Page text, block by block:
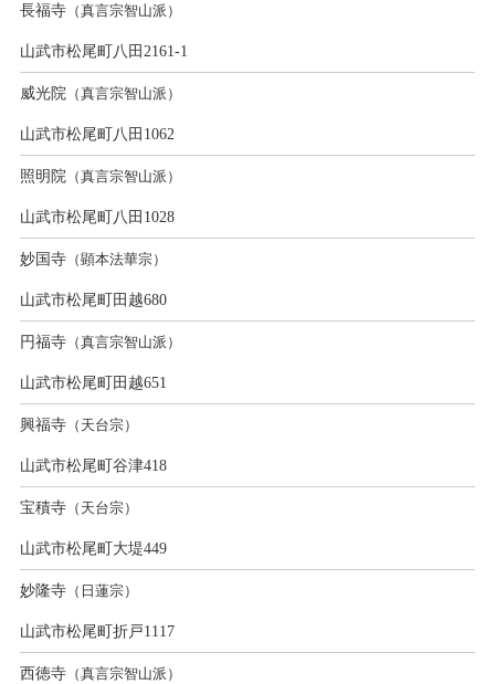
長福寺（真言宗智山派）
山武市松尾町八田2161-1
威光院（真言宗智山派）
山武市松尾町八田1062
照明院（真言宗智山派）
山武市松尾町八田1028
妙国寺（顕本法華宗）
山武市松尾町田越680
円福寺（真言宗智山派）
山武市松尾町田越651
興福寺（天台宗）
山武市松尾町谷津418
宝積寺（天台宗）
山武市松尾町大堤449
妙隆寺（日蓮宗）
山武市松尾町折戸1117
西徳寺（真言宗智山派）